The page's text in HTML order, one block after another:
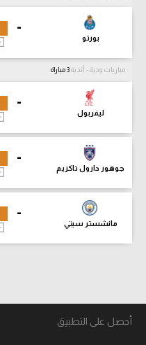
-
بورتو
مباريات ودية - أندية
-
ليفربول
-
جوهور دارول تاكزيم
-
مانشستر سيتي
أحصل على التطبيق